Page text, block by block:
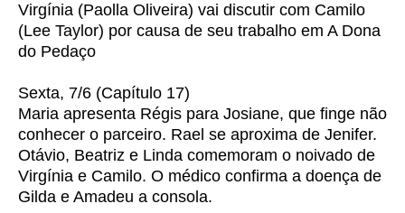
Virgínia (Paolla Oliveira) vai discutir com Camilo
(Lee Taylor) por causa de seu trabalho em A Dona
do Pedaço
Sexta, 7/6 (Capítulo 17)
Maria apresenta Régis para Josiane, que finge não
conhecer o parceiro. Rael se aproxima de Jenifer.
Otávio, Beatriz e Linda comemoram o noivado de
Virgínia e Camilo. O médico confirma a doença de
Gilda e Amadeu a consola.